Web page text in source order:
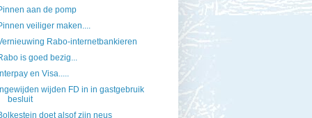
aan de pomp
veiliger maken....
Rabo-internetbankieren
is goed bezig...
en Visa.....
wijden FD in in gastgebruik
besluit
doet alsof zijn neus